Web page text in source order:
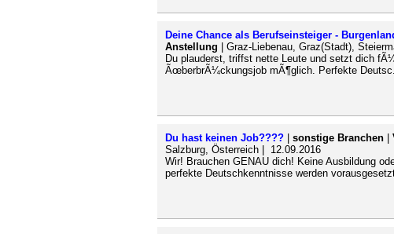
Deine Chance als Berufseinsteiger -
Anstellung | Graz-Liebenau, Graz(Stadt),
Du plauderst, triffst nette Leute und setzt dich
ÃœberbrÃ¼ckungsjob mÃ¶glich. Perfekte
Du hast keinen Job???? sonstige Branchen
Salzburg, Österreich | 12.09.2016
Wir! Brauchen GENAU dich! Keine Ausbildung
perfekte Deutschkenntnisse werden